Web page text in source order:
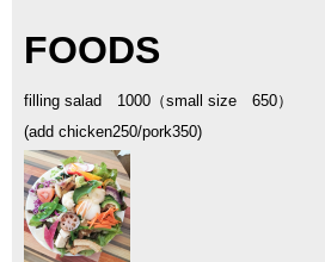
FOODS
filling salad 1000（small size 650）
(add chicken250/pork350)